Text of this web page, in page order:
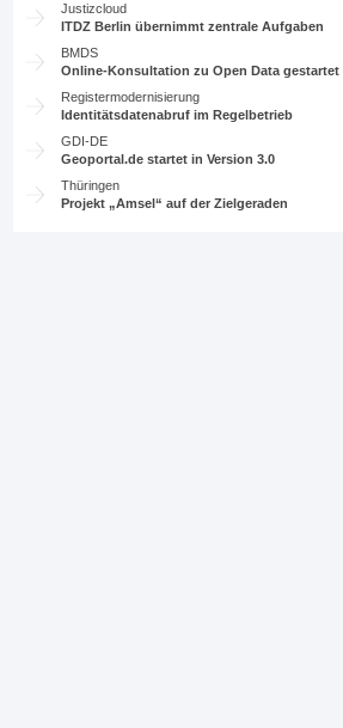
Justizcloud
ITDZ Berlin übernimmt zentrale Aufgaben
BMDS
Online-Konsultation zu Open Data gestartet
Registermodernisierung
Identitätsdatenabruf im Regelbetrieb
GDI-DE
Geoportal.de startet in Version 3.0
Thüringen
Projekt „Amsel“ auf der Zielgeraden